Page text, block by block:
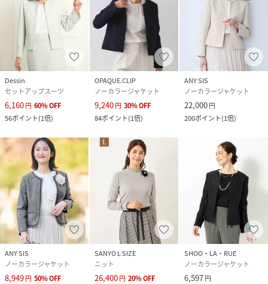
Dessin
セットアップスーツ
6,160円 60%OFF
56ポイント(1倍)
OPAQUE.CLIP
ノーカラージャケット
9,240円 30%OFF
84ポイント(1倍)
ANY SIS
ノーカラージャケット
22,000円
200ポイント(1倍)
ANY SIS
ノーカラージャケット
8,949円 50%OFF
SANYO L SIZE
ニット
26,400円 20%OFF
SHOO・LA・RUE
ノーカラージャケット
6,597円